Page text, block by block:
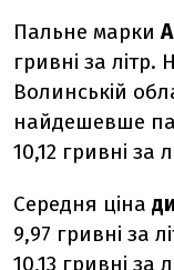
Пальне марки
гривні за
Волинській
найдешевше
10,12 гривні за
Середня ціна
9,97 гривні за
10,13 гривні за